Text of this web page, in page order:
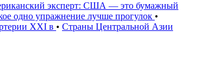
эксперт: США — это бумажный
одно упражнение лучше прогулок •
XXI в • Страны Центральной Азии